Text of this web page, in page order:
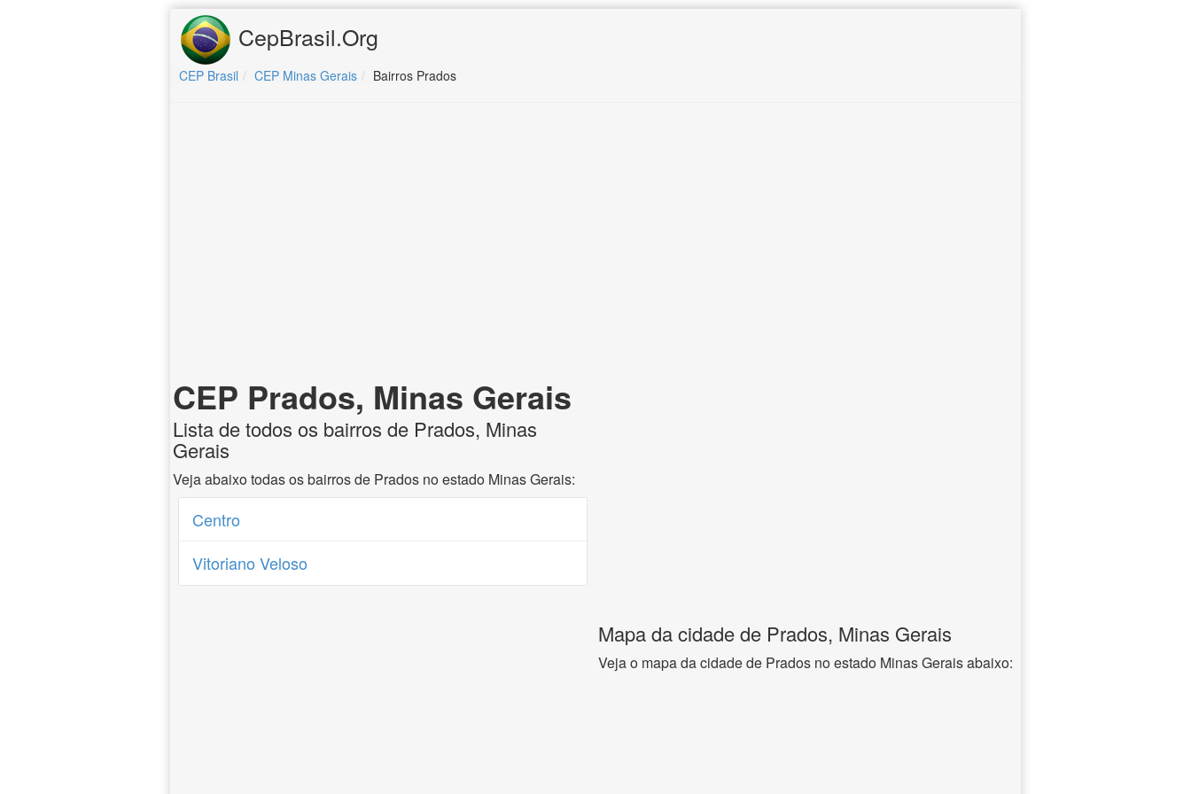
CepBrasil.Org
CEP Brasil CEP Minas Gerais Bairros Prados
CEP Prados, Minas Gerais
Lista de todos os bairros de Prados, Minas
Gerais
Veja abaixo todas os bairros de Prados no estado Minas Gerais:
Centro
Vitoriano Veloso
Mapa da cidade de Prados, Minas Gerais
Veja o mapa da cidade de Prados no estado Minas Gerais abaixo: